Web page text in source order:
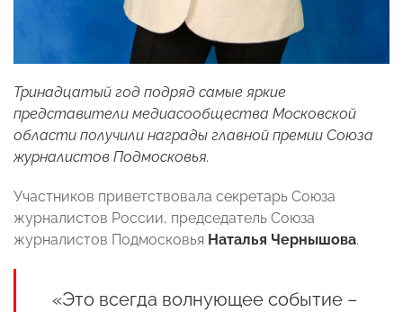
Тринадцатый год подряд самые яркие
представители медиасообщества Московской
области получили награды главной премии Союза
журналистов Подмосковья.
Участников приветствовала секретарь Союза
журналистов России, председатель Союза
журналистов Подмосковья Наталья Чернышова.
«Это всегда волнующее событие –